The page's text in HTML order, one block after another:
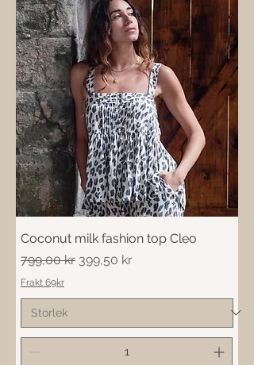
Coconut milk fashion top Cleo
Ordinarie pris
799,00 kr Reapris
399,50 kr
Frakt 69kr